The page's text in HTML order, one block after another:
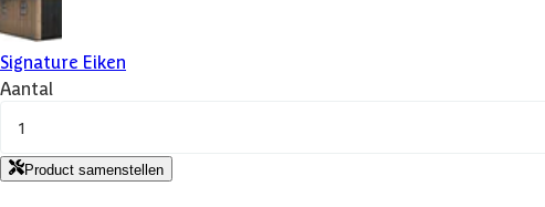
Signature Eiken
Aantal
1
Product samenstellen